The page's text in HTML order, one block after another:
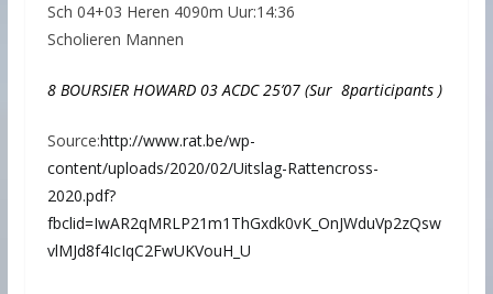
Sch 04+03 Heren 4090m Uur:14:36
Scholieren Mannen
8 BOURSIER HOWARD 03 ACDC 25’07 (Sur 8participants)
Source:http://www.rat.be/wp-
content/uploads/2020/02/Uitslag-Rattencross-
2020.pdf?
fbclid=IwAR2qMRLP21m1ThGxdk0vK_OnJWduVp2zQsw
vlMJd8f4IcIqC2FwUKVouH_U